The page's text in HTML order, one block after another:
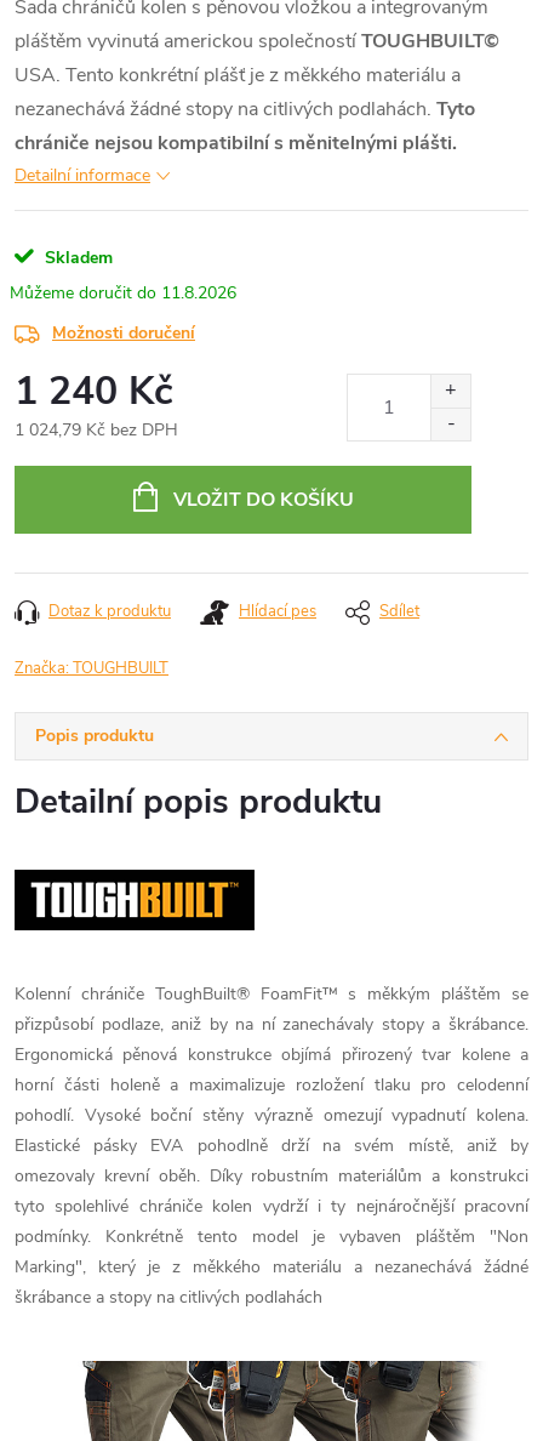
Sada chráničů kolen s pěnovou vložkou a integrovaným
pláštěm vyvinutá americkou společnostíTOUGHBUILT©
USA. Tento konkrétní plášť je z měkkého materiálu a
nezanechává žádné stopy na citlivých podlahách. Tyto
chrániče nejsou kompatibilní s měnitelnými plášti.
Detailní informace
Skladem
11.8.2026
Možnosti doručení
1 240 Kč
1 024,79 Kč bez DPH
VLOŽIT DO KOŠÍKU
Dotaz k produktu Hlídací pes Sdílet
Značka:TOUGHBUILT
Popis produktu
Detailní popis produktu
Kolenní chrániče ToughBuilt® FoamFit™ s měkkým pláštěm se
přizpůsobí podlaze, aniž by na ní zanechávaly stopy a škrábance.
Ergonomická pěnová konstrukce objímá přirozený tvar kolene a
horní části holeně a maximalizuje rozložení tlaku pro celodenní
pohodlí. Vysoké boční stěny výrazně omezují vypadnutí kolena.
Elastické pásky EVA pohodlně drží na svém místě, aniž by
omezovaly krevní oběh. Díky robustním materiálům a konstrukci
tyto spolehlivé chrániče kolen vydrží i ty nejnáročnější pracovní
podmínky. Konkrétně tento model je vybaven pláštěm "Non
Marking", který je z měkkého materiálu a nezanechává žádné
škrábance a stopy na citlivých podlahách